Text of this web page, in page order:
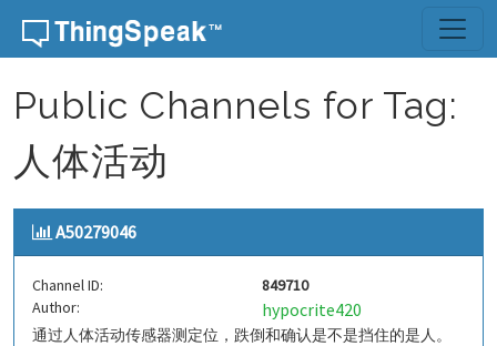
Skip to content
Public Channels for Tag:
人体活动
A50279046
Channel ID:
849710
Author:
hypocrite420
通过人体活动传感器测定位，跌倒和确认是不是挡住的是人。